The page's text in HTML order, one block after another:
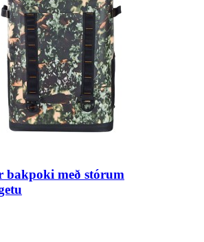
með stórum